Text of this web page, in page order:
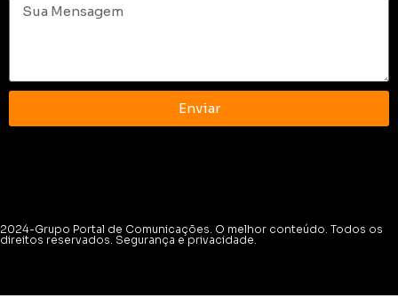
Enviar
2024-Grupo Portal de Comunicações. O melhor conteúdo. Todos os
direitos reservados. Segurança e privacidade.